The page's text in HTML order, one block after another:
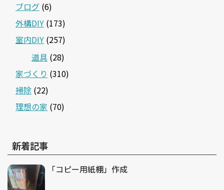
ブログ (6)
外構DIY (173)
室内DIY (257)
道具 (28)
家づくり (310)
掃除 (22)
理想の家 (70)
新着記事
「コピー用紙棚」作成